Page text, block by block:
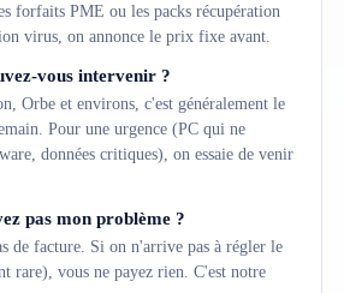
forfaits PME ou les packs récupération
virus, on annonce le prix fixe avant.
vous intervenir ?
Orbe et environs, c'est généralement le
Pour une urgence (PC qui ne
données critiques), on essaie de venir
pas mon problème ?
de facture. Si on n'arrive pas à régler le
rare), vous ne payez rien. C'est notre